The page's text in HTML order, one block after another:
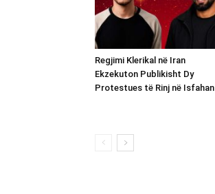
Regjimi Klerikal në Iran
Ekzekuton Publikisht Dy
Protestues të Rinj në Isfahan